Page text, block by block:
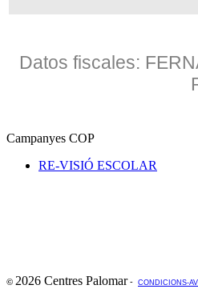
Datos fiscales:
Campanyes COP
RE-VISIÓ ESCOLAR
© 2026 Centres Palomar- CONDICIONS-